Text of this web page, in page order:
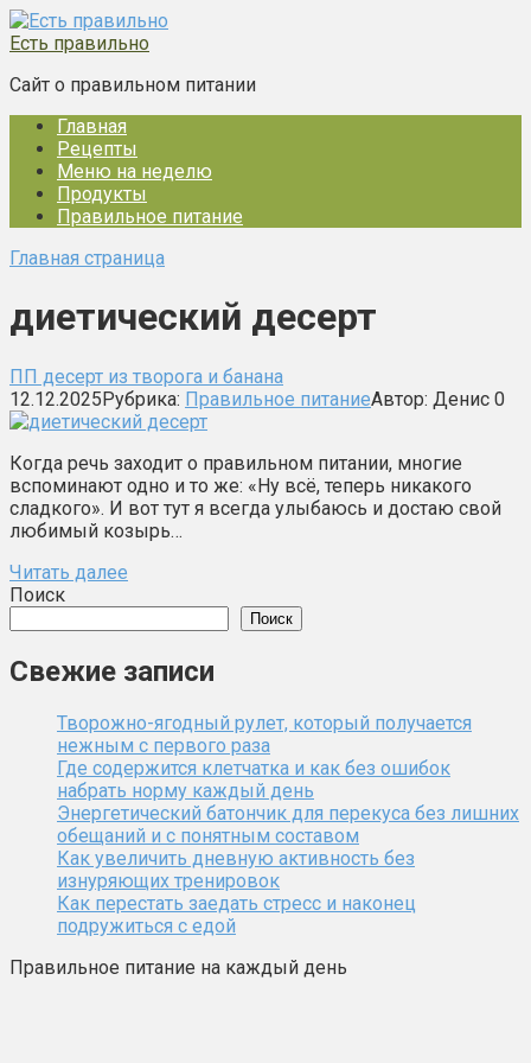
Перейти
к
Есть правильно
Сайт о правильном питании
Главная
Рецепты
Меню на неделю
Продукты
Правильное питание
Главная страница
диетический десерт
ПП десерт из творога и банана
12.12.2025Рубрика: Правильное питаниеАвтор: Денис 0
Когда речь заходит о правильном питании, многие
вспоминают одно и то же: «Ну всё, теперь никакого
сладкого». И вот тут я всегда улыбаюсь и достаю свой
любимый козырь…
Читать далее
Поиск
Поиск
Свежие записи
Творожно-ягодный рулет, который получается
нежным с первого раза
Где содержится клетчатка и как без ошибок
набрать норму каждый день
Энергетический батончик для перекуса без лишних
обещаний и с понятным составом
Как увеличить дневную активность без
изнуряющих тренировок
Как перестать заедать стресс и наконец
подружиться с едой
Правильное питание на каждый день